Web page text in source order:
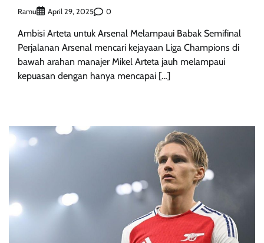
Ramu April 29, 2025 0
Ambisi Arteta untuk Arsenal Melampaui Babak Semifinal
Perjalanan Arsenal mencari kejayaan Liga Champions di
bawah arahan manajer Mikel Arteta jauh melampaui
kepuasan dengan hanya mencapai […]